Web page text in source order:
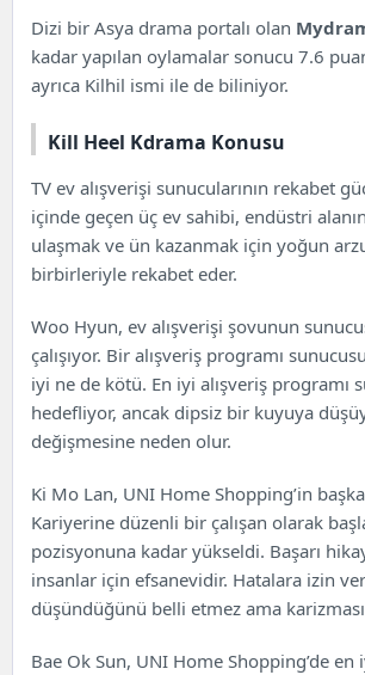
Dizi bir Asya drama portalı olan
kadar yapılan oylamalar sonucu 7.6
ayrıca Kilhil ismi ile de biliniyor.
Kill Heel Kdrama Konusu
TV ev alışverişi sunucularının rekabet
içinde geçen üç ev sahibi, endüstri
ulaşmak ve ün kazanmak için yoğun
birbirleriyle rekabet eder.
Woo Hyun, ev alışverişi şovunun
çalışıyor. Bir alışveriş programı
iyi ne de kötü. En iyi alışveriş programı
hedefliyor, ancak dipsiz bir kuyuya
değişmesine neden olur.
Ki Mo Lan, UNI Home Shopping’in
Kariyerine düzenli bir çalışan olarak
pozisyonuna kadar yükseldi. Başarı
insanlar için efsanevidir. Hatalara izin
düşündüğünü belli etmez ama karizması
Bae Ok Sun, UNI Home Shopping’de en